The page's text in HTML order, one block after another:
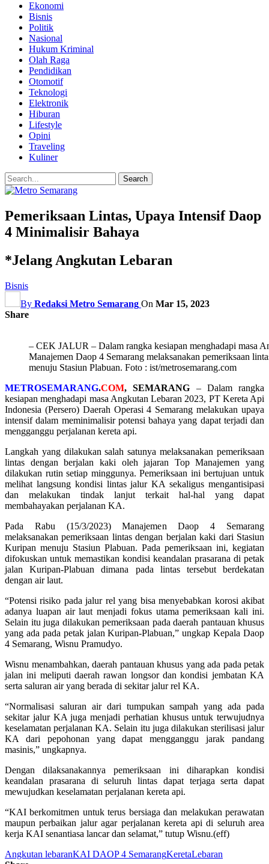
Ekonomi
Bisnis
Politik
Nasional
Hukum Kriminal
Olah Raga
Pendidikan
Otomotif
Teknologi
Elektronik
Hiburan
Lifestyle
Opini
Traveling
Kuliner
Pemeriksaan Lintas, Upaya Intensif Daop
4 Minimalisir Bahaya
*Jelang Angkutan Lebaran
Bisnis
By Redaksi Metro Semarang On Mar 15, 2023
Share
– CEK JALUR – Dalam rangka kesiapan menghadapi masa
Manajemen Daop 4 Semarang melaksanakan pemeriksaan
menuju Stasiun Plabuan. Foto : ist/metrosemarang.com
METROSEMARANG.COM, SEMARANG – Dalam rangka
kesiapan menghadapi masa Angkutan Lebaran 2023, PT Kereta Api
Indonesia (Persero) Daerah Operasi 4 Semarang melakukan upaya
intensif dalam meminimalisir potensi bahaya yang dapat terjadi dan
mengganggu perjalanan kereta api.
Langkah yang dilakukan salah satunya melaksanakan pemeriksaan
lintas dengan berjalan kaki oleh jajaran Top Manajemen yang
dilakukan rutin setiap minggunya. Pemeriksaan ini bertujuan untuk
melihat langsung kondisi lintas jalur KA sekaligus mengantisipasi
dan melakukan tindak lanjut terkait hal-hal yang dapat
membahayakan perjalanan KA.
Pada Rabu (15/3/2023) Manajemen Daop 4 Semarang
melaksanakan pemeriksaan lintas dengan berjalan kaki dari Stasiun
Kuripan menuju Stasiun Plabuan. Pada pemeriksaan ini, kegiatan
difokuskan untuk memastikan kondisi keandalan prasarana di petak
jalan Kuripan-Plabuan dimana pada lintas tersebut berdekatan
dengan air laut.
“Potensi risiko pada jalur rel yang bisa menyebabkan korosi akibat
adanya luapan air laut menjadi fokus utama pemeriksaan kali ini.
Selain itu juga dilakukan pemeriksaan pada daerah pantauan khusus
yang ada pada petak jalan Kuripan-Plabuan,” ungkap Kepala Daop
4 Semarang, Wisnu Pramudyo.
Wisnu menambahkan, daerah pantauan khusus yang ada pada petak
jalan ini meliputi daerah rawan longsor dan kondisi jembatan KA
serta saluran air yang berada di sekitar jalur rel KA.
“Normalisasi saluran air dari tumpukan sampah yang ada pada
sekitar jalur KA juga menjadi perhatian khusus untuk terwujudnya
keselamatan perjalanan KA. Selain itu juga dilakukan sterilisasi jalur
KA dari pepohonan yang dapat mengganggu jarak pandang
masinis,” ungkapnya.
Dengan dilaksanakannya pemeriksaan ini diharapkan kondisi
keandalan prasarana di seluruh lintas dapat terjaga serta dapat
mewujudkan keselamatan perjalanan kereta api.
“KAI berkomitmen untuk terus bersiaga dan melakukan perawatan
maupun perbaikan jalur agar perjalanan kereta api di seluruh area
kerja KAI senantiasa lancar dan selamat,” tutup Wisnu.(eff)
Angkutan lebaranKAI DAOP 4 SemarangKeretaLebaran